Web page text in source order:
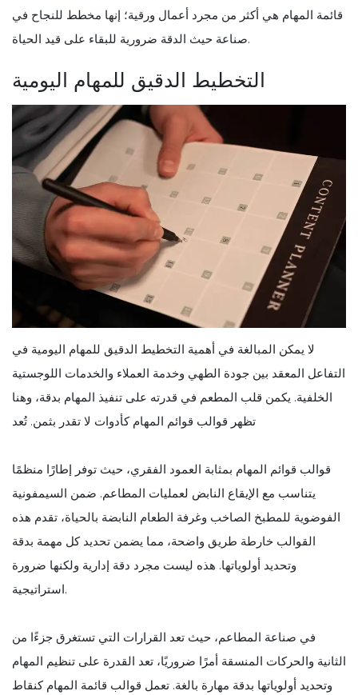
قائمة المهام هي أكثر من مجرد أعمال ورقية؛ إنها مخطط للنجاح في
صناعة حيث الدقة ضرورية للبقاء على قيد الحياة.
التخطيط الدقيق للمهام اليومية
لا يمكن المبالغة في أهمية التخطيط الدقيق للمهام اليومية في
التفاعل المعقد بين جودة الطهي وخدمة العملاء والخدمات اللوجستية
الخلفية. يكمن قلب المطعم في قدرته على تنفيذ المهام بدقة، وهنا
تظهر قوالب قوائم المهام كأدوات لا تقدر بثمن. تُعد
قوالب قوائم المهام بمثابة العمود الفقري، حيث توفر إطارًا منظمًا
يتناسب مع الإيقاع النابض لعمليات المطاعم. ضمن السيمفونية
الفوضوية للمطبخ الصاخب وغرفة الطعام النابضة بالحياة، تقدم هذه
القوالب خارطة طريق واضحة، مما يضمن تحديد كل مهمة بدقة
وتحديد أولوياتها. هذه ليست مجرد دقة إدارية ولكنها ضرورة
استراتيجية.
في صناعة المطاعم، حيث تعد القرارات التي تستغرق جزءًا من
الثانية والحركات المنسقة أمرًا ضروريًا، تعد القدرة على تنظيم المهام
وتحديد أولوياتها بدقة مهارة بالغة. تعمل قوالب قائمة المهام كنقاط